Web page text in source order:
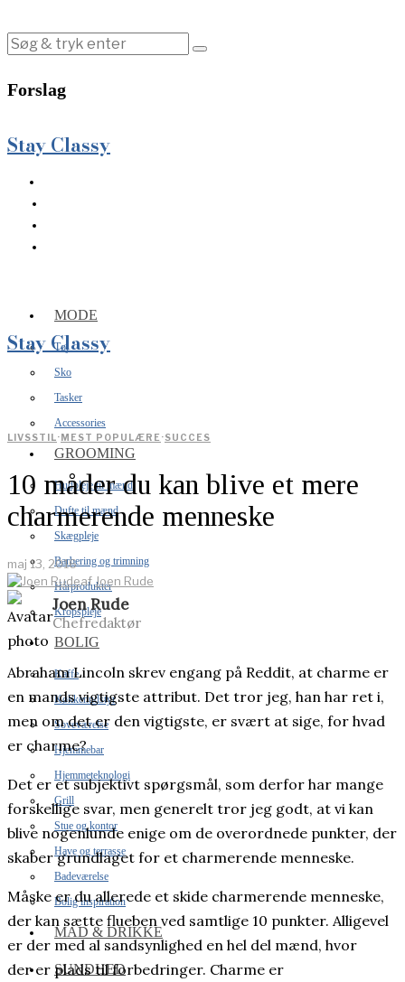
Forslag
Stay Classy
MODE
Tøj
Sko
Tasker
Accessories
GROOMING
Hudpleje til mænd
Dufte til mænd
Skægpleje
Barbering og trimning
Hårprodukter
Kropspleje
BOLIG
Kaffe
Køkkenudstyr
Soveværelse
Hjemmebar
Hjemmeteknologi
Grill
Stue og kontor
Have og terrasse
Badeværelse
Bolig inspiration
MAD & DRIKKE
SUNDHED
Stay Classy
LIVSSTIL·MEST POPULÆRE ·SUCCES
10 måder du kan blive et mere
charmerende menneske
maj 13, 2016
afJoen Rude
Joen Rude
Chefredaktør
Abraham Lincoln skrev engang på Reddit, at charme er
en mands vigtigste attribut. Det tror jeg, han har ret i,
men om det er den vigtigste, er svært at sige, for hvad
er charme?
Det er et subjektivt spørgsmål, som derfor har mange
forskellige svar, men generelt tror jeg godt, at vi kan
blive nogenlunde enige om de overordnede punkter, der
skaber grundlaget for et charmerende menneske.
Måske er du allerede et skide charmerende menneske,
der kan sætte flueben ved samtlige 10 punkter. Alligevel
er der med al sandsynlighed en hel del mænd, hvor
der er plads til forbedringer. Charme er